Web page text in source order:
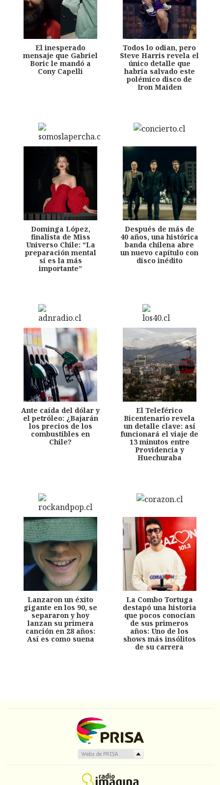
El inesperado
mensaje que Gabriel
Boric le mandó a
Cony Capelli
Todos lo odian, pero
Steve Harris revela el
único detalle que
habría salvado este
polémico disco de
Iron Maiden
Dominga López,
finalista de Miss
Universo Chile: “La
preparación mental
sí es la más
importante”
Después de más de
40 años, una histórica
banda chilena abre
un nuevo capítulo con
disco inédito
Ante caída del dólar y
el petróleo: ¿Bajarán
los precios de los
combustibles en
Chile?
El Teleférico
Bicentenario revela
un detalle clave: así
funcionará el viaje de
13 minutos entre
Providencia y
Huechuraba
Lanzaron un éxito
gigante en los 90, se
separaron y hoy
lanzan su primera
canción en 28 años:
Así es como suena
La Combo Tortuga
destapó una historia
que pocos conocían
de sus primeros
años: Uno de los
shows más insólitos
de su carrera